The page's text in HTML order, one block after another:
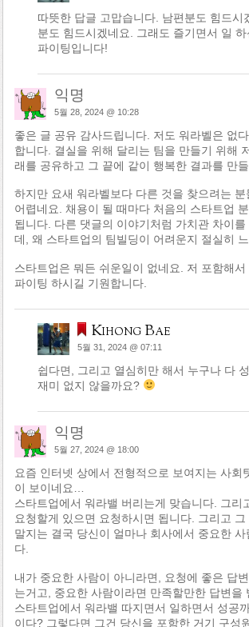
따뜻한 답글 고맙습니다. 남편분도 힘드시
분도 힘드시겠네요. 그래도 즐기면서 일 하
파이팅입니다!
익명
5월 28, 2024 @ 10:28
좋은 글 공유 감사드립니다. 저도 워라벨은 없
합니다. 결실을 위해 달리는 팀을 만들기 위해
래를 공유하고 그 끝에 같이 행복한 결과를 만
하지만 요새 워라벨보다 다른 것을 찾으려는
어렵네요. 채용이 될 때마다 처음의 스타트업
됩니다. 다른 댓글의 이야기처럼 가치관 차이
데, 왜 스타트업의 팀빌딩이 어려운지 절실히
스타트업은 뭐든 쉬운일이 없네요. 저 포함해서
파이팅 하시길 기원합니다.
Kihong Bae
5월 31, 2024 @ 07:11
쉽다면, 그리고 열심히만 해서 누구나 다
재미 없지 않을까요?
익명
5월 27, 2024 @ 18:00
요즘 인터넷 상에서 전형적으로 보여지는 사회
이 보이네요…
스타트업에서 워라밸 버리는게 맞습니다. 그리
요청할게 있으면 요청하시면 됩니다. 그리고 그
말지는 결국 당신이 얼마나 회사에서 중요한
다.
내가 중요한 사람이 아니라면, 요청에 좋은 답
는거고, 중요한 사람이라면 만족할만한 답변을
스타트업에서 워라밸 따지면서 일하면서 성공
이다? 그렇다면 그건 당신을 포함한 거기 구성